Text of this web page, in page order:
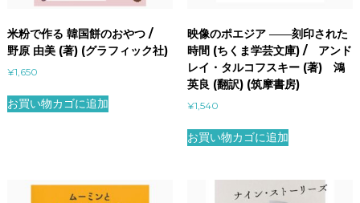
米粉で作る 韓国餅のおやつ /
野原 由美 (著) (グラフィック社)
¥1,650
お買い物カゴに追加
映像のポエジア ――刻印された
時間 (ちくま学芸文庫) / アンド
レイ・タルコフスキー (著) 鴻
英良 (翻訳) (筑摩書房)
¥1,540
お買い物カゴに追加